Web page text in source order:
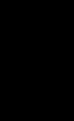
na
um
criar soluções